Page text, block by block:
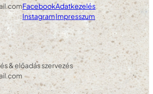
Facebook
Instagram
Adatkezelés
Impresszum
& előadás szervezés